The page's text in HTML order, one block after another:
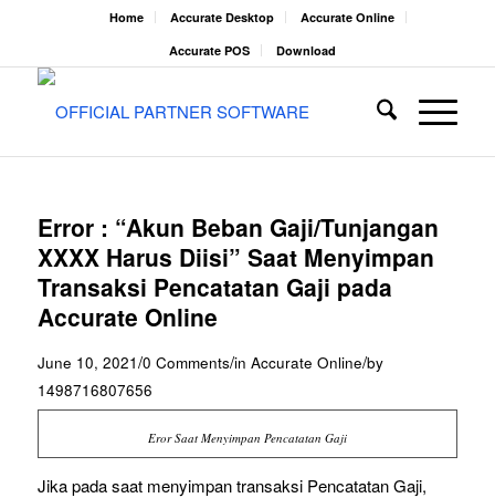
Home Accurate Desktop
Accurate Online
Accurate POS
Download
Error : “Akun Beban Gaji/Tunjangan
XXXX Harus Diisi” Saat Menyimpan
Transaksi Pencatatan Gaji pada
Accurate Online
June 10, 2021/0 Comments/in Accurate Online/by
1498716807656
Eror Saat Menyimpan Pencatatan Gaji
Jika pada saat menyimpan transaksi Pencatatan Gaji,